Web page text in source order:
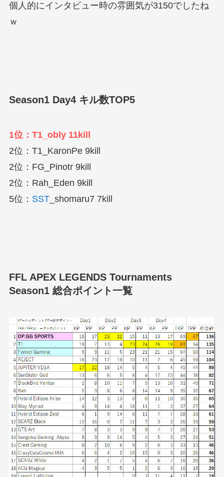
個人的にインタビュー時の雰囲気が3150でしたね
ｗ
Season1 Day4 キル数TOP5
1位：T1_obly 11kill
2位：T1_KaronPe 9kill
2位：FG_Pinotr 9kill
2位：Rah_Eden 9kill
5位： SST_shomaru7 7kill
FFL APEX LEGENDS Tournaments
Season1 総合ポイント一覧